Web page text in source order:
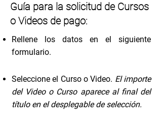
Guía para la solicitud de Cursos
o Videos de pago:
Rellene los datos en el siguiente
formulario.
Seleccione el Curso o Video. El importe
del Video o Curso aparece al final del
título en el desplegable de selección.